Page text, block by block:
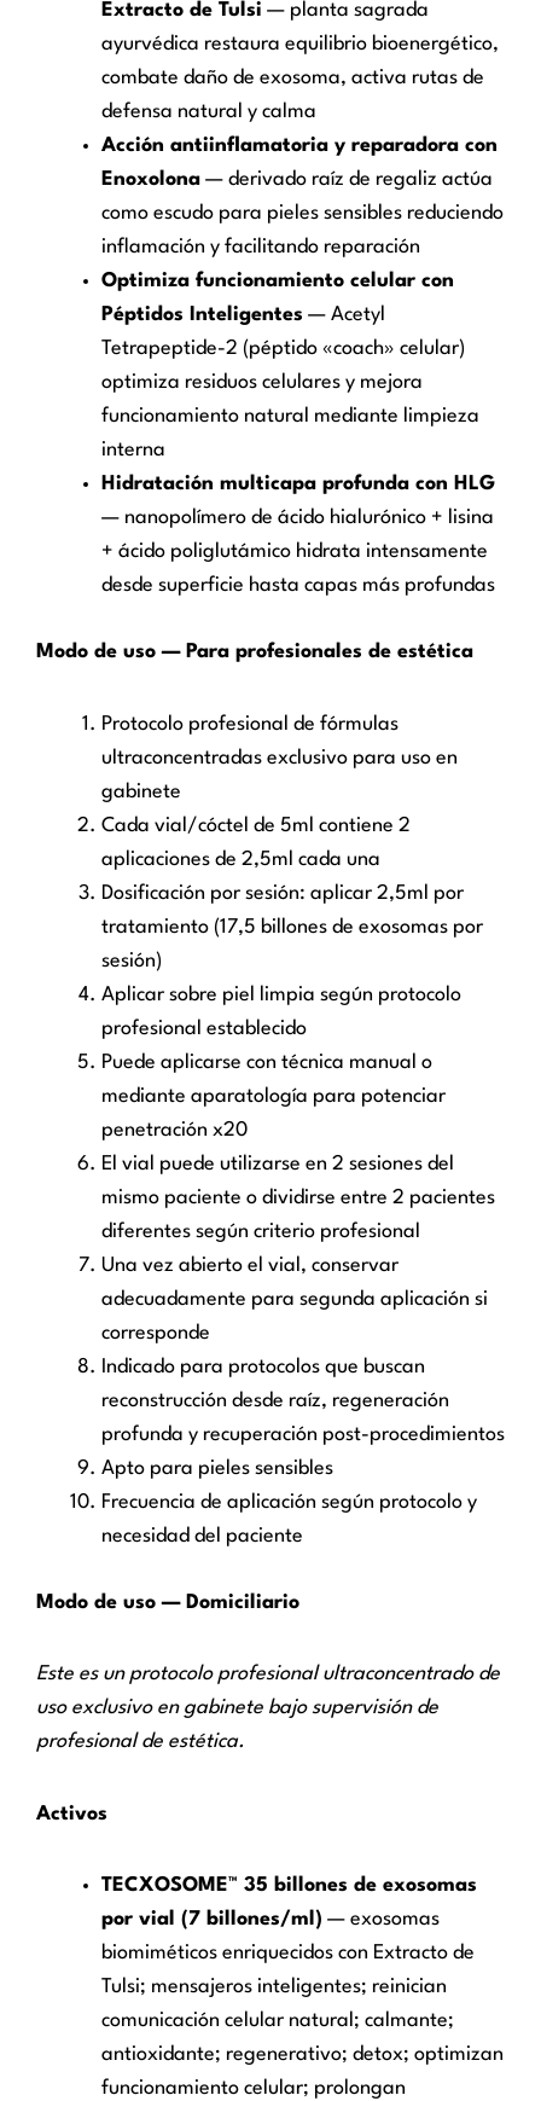
Extracto de Tulsi — planta sagrada
ayurvédica restaura equilibrio bioenergético,
combate daño de exosoma, activa rutas de
defensa natural y calma
Acción antiinflamatoria y reparadora con
Enoxolona — derivado raíz de regaliz actúa
como escudo para pieles sensibles reduciendo
inflamación y facilitando reparación
Optimiza funcionamiento celular con
Péptidos Inteligentes — Acetyl
Tetrapeptide-2 (péptido «coach» celular)
optimiza residuos celulares y mejora
funcionamiento natural mediante limpieza
interna
Hidratación multicapa profunda con HLG
— nanopolímero de ácido hialurónico + lisina
+ ácido poliglutámico hidrata intensamente
desde superficie hasta capas más profundas
Modo de uso — Para profesionales de estética
Protocolo profesional de fórmulas
ultraconcentradas exclusivo para uso en
gabinete
Cada vial/cóctel de 5ml contiene 2
aplicaciones de 2,5ml cada una
Dosificación por sesión: aplicar 2,5ml por
tratamiento (17,5 billones de exosomas por
sesión)
Aplicar sobre piel limpia según protocolo
profesional establecido
Puede aplicarse con técnica manual o
mediante aparatología para potenciar
penetración x20
El vial puede utilizarse en 2 sesiones del
mismo paciente o dividirse entre 2 pacientes
diferentes según criterio profesional
Una vez abierto el vial, conservar
adecuadamente para segunda aplicación si
corresponde
Indicado para protocolos que buscan
reconstrucción desde raíz, regeneración
profunda y recuperación post-procedimientos
Apto para pieles sensibles
Frecuencia de aplicación según protocolo y
necesidad del paciente
Modo de uso — Domiciliario
Este es un protocolo profesional ultraconcentrado de
uso exclusivo en gabinete bajo supervisión de
profesional de estética.
Activos
TECXOSOME™ 35 billones de exosomas
por vial (7 billones/ml) — exosomas
biomiméticos enriquecidos con Extracto de
Tulsi; mensajeros inteligentes; reinician
comunicación celular natural; calmante;
antioxidante; regenerativo; detox; optimizan
funcionamiento celular; prolongan